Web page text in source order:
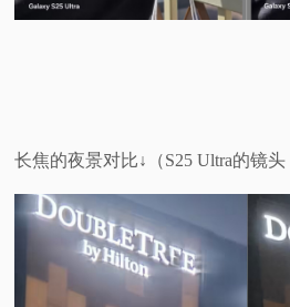
长焦的夜景对比↓（S25 Ultra的镜